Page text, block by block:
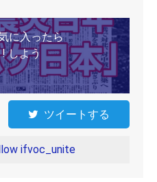
に入ったら
しよう
ツイートする
ifvoc_unite